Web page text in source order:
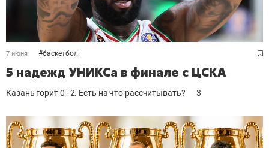
7 июня #баскетбол
5 надежд УНИКСа в финале с ЦСКА
Казань горит 0–2. Есть на что рассчитывать? 3